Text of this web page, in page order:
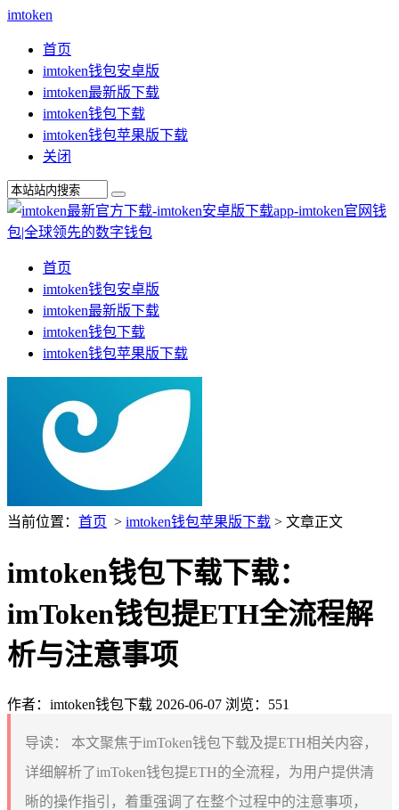
imtoken
首页
imtoken钱包安卓版
imtoken最新版下载
imtoken钱包下载
imtoken钱包苹果版下载
关闭
首页
imtoken钱包安卓版
imtoken最新版下载
imtoken钱包下载
imtoken钱包苹果版下载
当前位置： 首页 > imtoken钱包苹果版下载 > 文章正文
imtoken钱包下载下载：
imToken钱包提ETH全流程解
析与注意事项
作者：imtoken钱包下载 2026-06-07 浏览：551
导读：
本文聚焦于imToken钱包下载及提ETH相关内容，
详细解析了imToken钱包提ETH的全流程，为用户提供清
晰的操作指引，着重强调了在整个过程中的注意事项，